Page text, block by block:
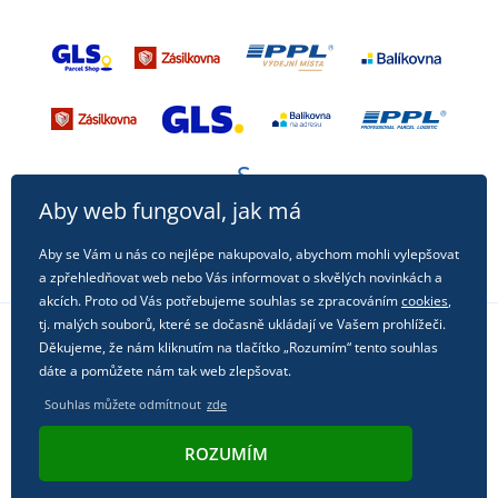
Sledujte nás na sociálních sítích
Aby web fungoval, jak má
Aby se Vám u nás co nejlépe nakupovalo, abychom mohli vylepšovat
a zpřehledňovat web nebo Vás informovat o skvělých novinkách a
akcích. Proto od Vás potřebujeme souhlas se zpracovánímcookies,
tj. malých souborů, které se dočasně ukládají ve Vašem prohlížeči.
Děkujeme, že nám kliknutím na tlačítko „Rozumím“ tento souhlas
dáte a pomůžete nám tak web zlepšovat.
Souhlas můžete odmítnout zde
ROZUMÍM